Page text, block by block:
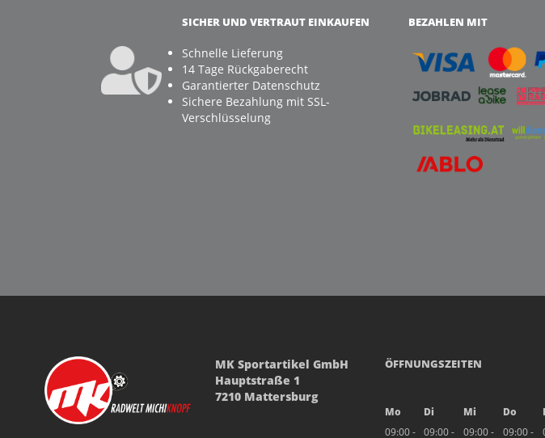
Seitenständer
Trinkflaschen
TEILE
TOP ARTIKEL
NEUHEITEN
SICHER UND VERTRAUT EINKAUFEN
Schnelle Lieferung
14 Tage Rückgaberecht
Garantierter Datenschutz
Sichere Bezahlung mit SSL-
Verschlüsselung
BEZAHLEN MIT
MK Sportartikel GmbH
Hauptstraße 1
7210 Mattersburg
ÖFFNUNGSZEITEN
Mo Di Mi Do
09:00 -
09:00 - 09:00 - 09:00 -